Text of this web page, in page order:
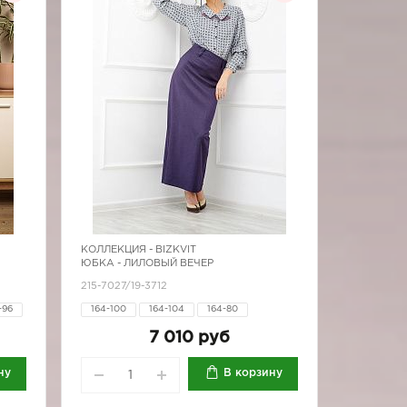
96
КОЛЛЕКЦИЯ - BIZKVIT
ЮБКА - ЛИЛОВЫЙ ВЕЧЕР
215-7027/19-3712
164-100 164-104 164-80
170-84 170-96
7 010 руб
В корзину